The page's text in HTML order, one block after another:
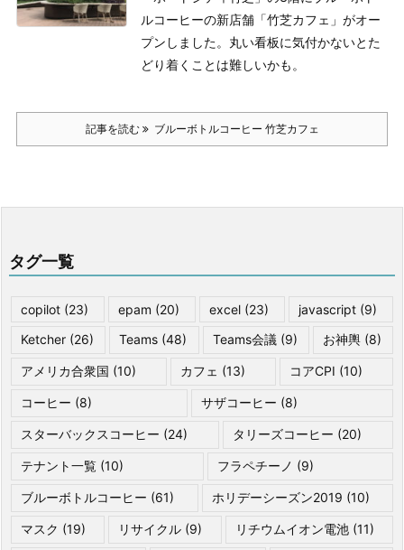
ルコーヒーの新店舗「竹芝カフェ」がオー
プンしました。 丸い看板に気付かないとた
どり着くことは難しいかも。
記事を読む ブルーボトルコーヒー 竹芝カフェ
タグ一覧
copilot (23) epam (20) excel (23) javascript (9)
Ketcher (26) Teams (48) Teams会議 (9) お神輿(8)
アメリカ合衆国 (10) カフェ (13) コアCPI (10)
コーヒー (8) サザコーヒー (8)
スターバックスコーヒー (24) タリーズコーヒー (20)
テナント一覧 (10) フラペチーノ (9)
ブルーボトルコーヒー (61) ホリデーシーズン2019 (10)
マスク (19) リサイクル (9) リチウムイオン電池(11)